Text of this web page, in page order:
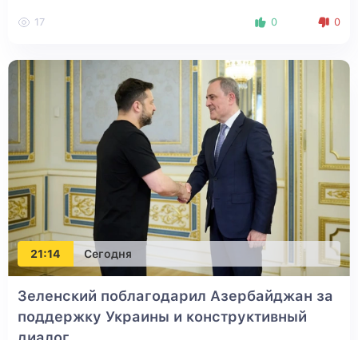
17 0 0
21:14 Сегодня
Зеленский поблагодарил Азербайджан за
поддержку Украины и конструктивный